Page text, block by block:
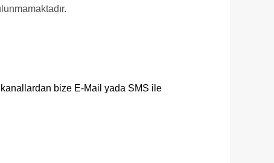
kanallardan bize E-Mail yada SMS ile